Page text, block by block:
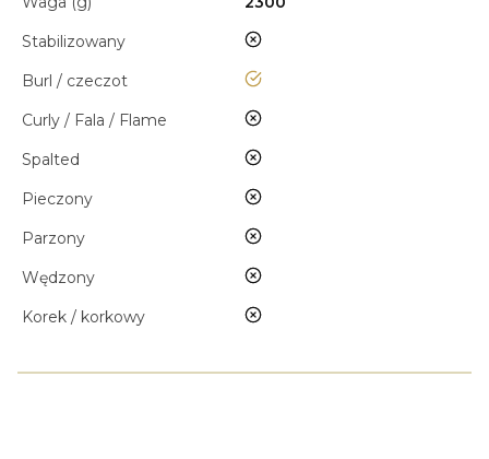
Stabilizowany
nie
Burl / czeczot tak
Curly / Fala / Flame nie
Spalted nie
Pieczony nie
Parzony nie
Wędzony nie
Korek / korkowy nie